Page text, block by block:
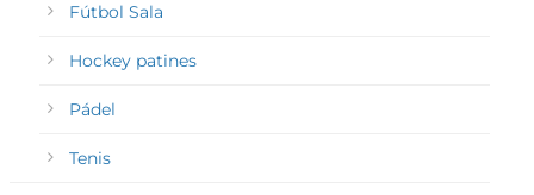
Fútbol Sala
Hockey patines
Pádel
Tenis